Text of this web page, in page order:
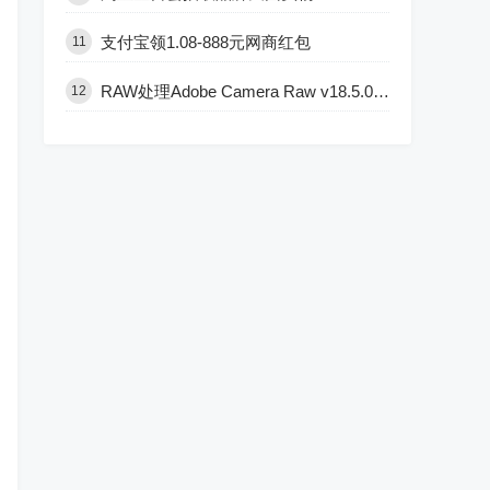
11 支付宝领1.08-888元网商红包
12 RAW处理Adobe Camera Raw v18.5.0中文版